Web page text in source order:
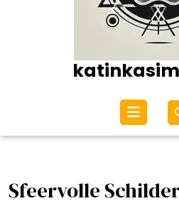
Open
Sfeervolle